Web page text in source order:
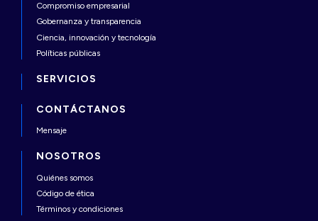
Compromiso empresarial
Gobernanza y transparencia
Ciencia, innovación y tecnología
Políticas públicas
SERVICIOS
CONTÁCTANOS
Mensaje
NOSOTROS
Quiénes somos
Código de ética
Términos y condiciones